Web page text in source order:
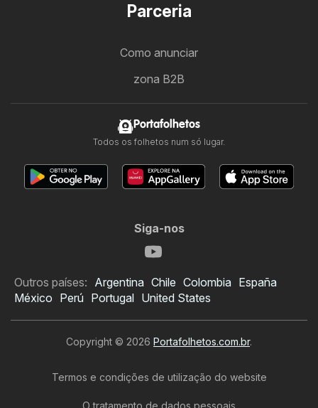
Parceria
Como anunciar
zona B2B
Portafolhetos
Todos os folhetos num só lugar.
Siga-nos
Outros países: Argentina Chile Colombia España
México Perú Portugal United States
Copyright © 2026 Portafolhetos.com.br.
Termos e condições de utilização do website
O tratamento de dados pessoais